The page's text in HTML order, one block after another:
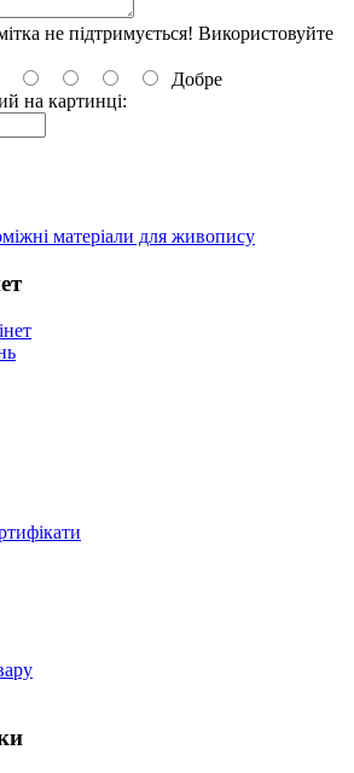
не підтримується! Використовуйте
Добре
на картинці:
матеріали для живопису